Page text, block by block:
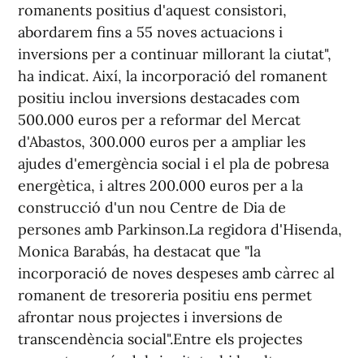
romanents positius d'aquest consistori,
abordarem fins a 55 noves actuacions i
inversions per a continuar millorant la ciutat",
ha indicat. Així, la incorporació del romanent
positiu inclou inversions destacades com
500.000 euros per a reformar del Mercat
d'Abastos, 300.000 euros per a ampliar les
ajudes d'emergència social i el pla de pobresa
energètica, i altres 200.000 euros per a la
construcció d'un nou Centre de Dia de
persones amb Parkinson.La regidora d'Hisenda,
Monica Barabás, ha destacat que "la
incorporació de noves despeses amb càrrec al
romanent de tresoreria positiu ens permet
afrontar nous projectes i inversions de
transcendència social".Entre els projectes